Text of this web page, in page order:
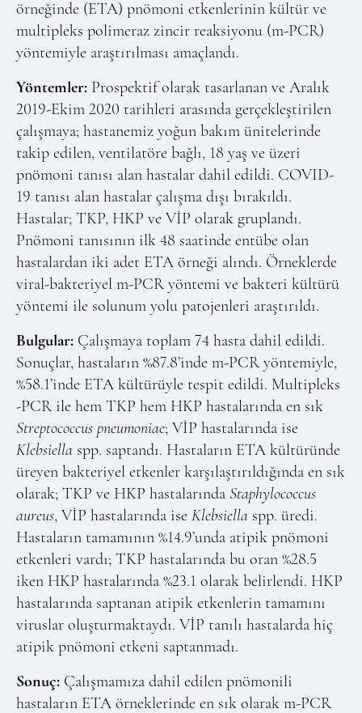
örneğinde (ETA) pnömoni etkenlerinin kültür ve
multipleks polimeraz zincir reaksiyonu (m-PCR)
yöntemiyle araştırılması amaçlandı.
Yöntemler: Prospektif olarak tasarlanan ve Aralık
2019-Ekim 2020 tarihleri arasında gerçekleştirilen
çalışmaya; hastanemiz yoğun bakım ünitelerinde
takip edilen, ventilatöre bağlı, 18 yaş ve üzeri
pnömoni tanısı alan hastalar dahil edildi. COVID-
19 tanısı alan hastalar çalışma dışı bırakıldı.
Hastalar; TKP, HKP ve VİP olarak gruplandı.
Pnömoni tanısının ilk 48 saatinde entübe olan
hastalardan iki adet ETA örneği alındı. Örneklerde
viral-bakteriyel m-PCR yöntemi ve bakteri kültürü
yöntemi ile solunum yolu patojenleri araştırıldı.
Bulgular: Çalışmaya toplam 74 hasta dahil edildi.
Sonuçlar, hastaların %87.8’inde m-PCR yöntemiyle,
%58.1’inde ETA kültürüyle tespit edildi. Multipleks
-PCR ile hem TKP hem HKP hastalarında en sık
Streptococcus pneumoniae; VİP hastalarında ise
Klebsiella spp. saptandı. Hastaların ETA kültüründe
üreyen bakteriyel etkenler karşılaştırıldığında en sık
olarak; TKP ve HKP hastalarında Staphylococcus
aureus, VİP hastalarında ise Klebsiella spp. üredi.
Hastaların tamamının %14.9’unda atipik pnömoni
etkenleri vardı; TKP hastalarında bu oran %28.5
iken HKP hastalarında %23.1 olarak belirlendi. HKP
hastalarında saptanan atipik etkenlerin tamamını
viruslar oluşturmaktaydı. VİP tanılı hastalarda hiç
atipik pnömoni etkeni saptanmadı.
Sonuç: Çalışmamıza dahil edilen pnömonili
hastaların ETA örneklerinde en sık olarak m-PCR